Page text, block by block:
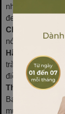
nhiệt độ khoảng
đen hoặc trà xanh.
Cho túi lọc vào
nóng sao cho
Hãm trà
: Đóng
trà xanh, 3-5
điều chỉnh thời
Thưởng thức:
Bạn có thể thêm
muốn.